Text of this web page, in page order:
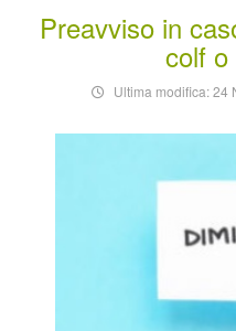
Preavviso in
colf o
Ultima modifica: 24